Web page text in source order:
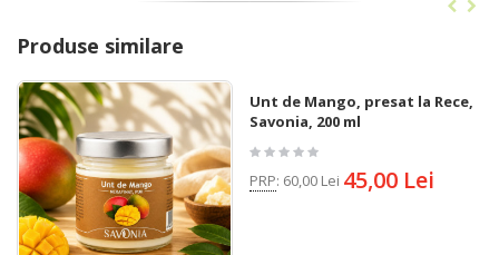
Produse similare
Unt de Mango, presat la Rece,
Savonia, 200 ml
PRP: 60,00 Lei 45,00 Lei